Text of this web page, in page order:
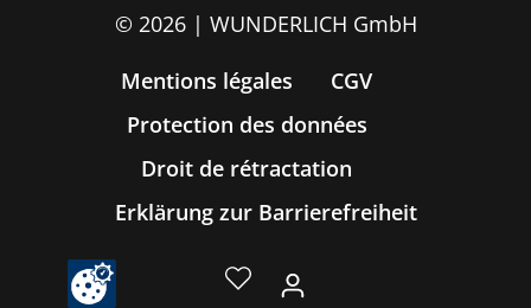
© 2026 | WUNDERLICH GmbH
Mentions légales
CGV
Protection des données
Droit de rétractation
Erklärung zur Barrierefreiheit